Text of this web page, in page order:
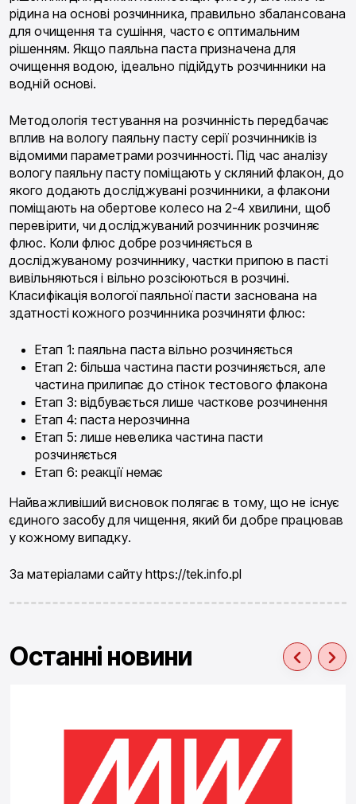
рідина на основі розчинника, правильно збалансована
для очищення та сушіння, часто є оптимальним
рішенням. Якщо паяльна паста призначена для
очищення водою, ідеально підійдуть розчинники на
водній основі.
Методологія тестування на розчинність передбачає
вплив на вологу паяльну пасту серії розчинників із
відомими параметрами розчинності. Під час аналізу
вологу паяльну пасту поміщають у скляний флакон, до
якого додають досліджувані розчинники, а флакони
поміщають на обертове колесо на 2-4 хвилини, щоб
перевірити, чи досліджуваний розчинник розчиняє
флюс. Коли флюс добре розчиняється в
досліджуваному розчиннику, частки припою в пасті
вивільняються і вільно розсіюються в розчині.
Класифікація вологої паяльної пасти заснована на
здатності кожного розчинника розчиняти флюс:
Етап 1: паяльна паста вільно розчиняється
Етап 2: більша частина пасти розчиняється, але
частина прилипає до стінок тестового флакона
Етап 3: відбувається лише часткове розчинення
Етап 4: паста нерозчинна
Етап 5: лише невелика частина пасти
розчиняється
Етап 6: реакції немає
Найважливіший висновок полягає в тому, що не існує
єдиного засобу для чищення, який би добре працював
у кожному випадку.
За матеріалами сайту https://tek.info.pl
Останні новини